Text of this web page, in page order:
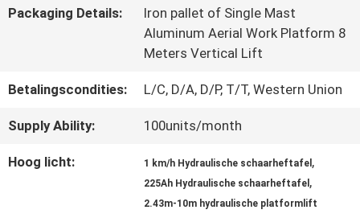
NIEUWS
VERZOEK
Packaging Details:
Iron pallet of Single Mast
Aluminum Aerial Work Platform 8
Meters Vertical Lift
Betalingscondities: L/C, D/A, D/P, T/T, Western Union
Supply Ability: 100units/month
Hoog licht: 1 km/h Hydraulische schaarheftafel ,
225Ah Hydraulische schaarheftafel ,
2.43m-10m hydraulische platformlift